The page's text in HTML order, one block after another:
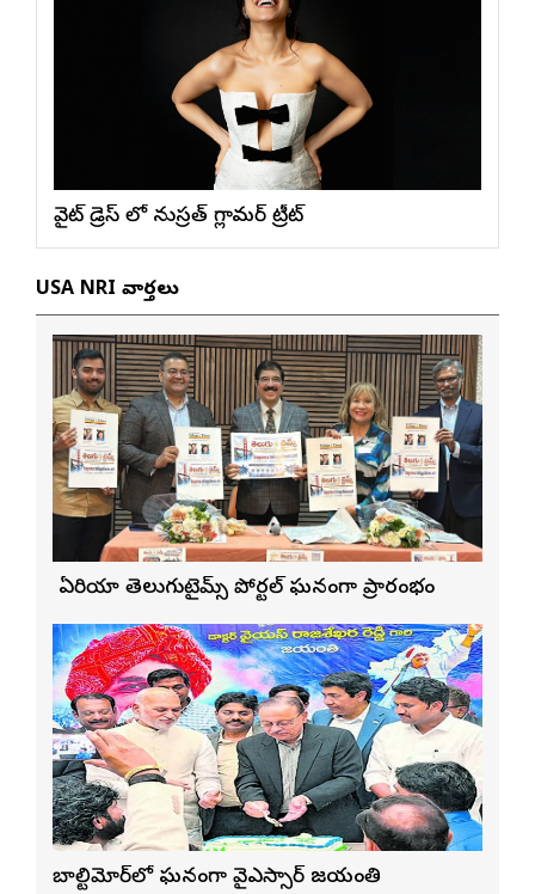
వైట్ డ్రెస్ లో నుస్ర‌త్ గ్లామ‌ర్ ట్రీట్
USA NRI వార్తలు
బే ఏరియా తెలుగుటైమ్స్ పోర్టల్ ఘనంగా ప్రారంభం
బాల్టిమోర్‌లో ఘనంగా వైఎస్సార్‌ జయంతి